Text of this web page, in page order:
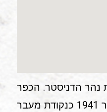
נהר הדניסטר. הכפר
שימש מה- 15 בספטמבר 1941 כנקודת מעבר